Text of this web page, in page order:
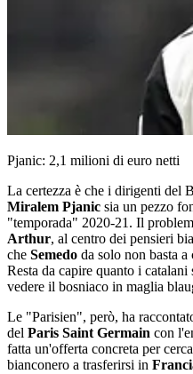
Pjanic: 2,1 milioni di euro netti
La certezza è che i dirigenti del
Miralem Pjanic sia un pezzo
"temporada" 2020-21. Il
Arthur, al centro dei pensieri
che Semedo da solo non basta
Resta da capire quanto i
vedere il bosniaco in maglia
Le "Parisien", però, ha
del Paris Saint Germain con
fatta un'offerta concreta per
bianconero a trasferirsi in